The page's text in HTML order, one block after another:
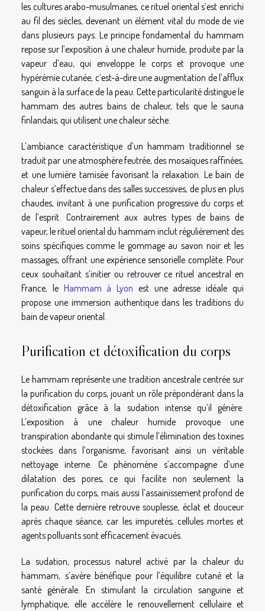
les cultures arabo-musulmanes, ce rituel oriental s’est enrichi
au fil des siècles, devenant un élément vital du mode de vie
dans plusieurs pays. Le principe fondamental du hammam
repose sur l’exposition à une chaleur humide, produite par la
vapeur d’eau, qui enveloppe le corps et provoque une
hypérémie cutanée, c’est-à-dire une augmentation de l’afflux
sanguin à la surface de la peau. Cette particularité distingue le
hammam des autres bains de chaleur, tels que le sauna
finlandais, qui utilisent une chaleur sèche.
L’ambiance caractéristique d’un hammam traditionnel se
traduit par une atmosphère feutrée, des mosaïques raffinées,
et une lumière tamisée favorisant la relaxation. Le bain de
chaleur s’effectue dans des salles successives, de plus en plus
chaudes, invitant à une purification progressive du corps et
de l’esprit. Contrairement aux autres types de bains de
vapeur, le rituel oriental du hammam inclut régulièrement des
soins spécifiques comme le gommage au savon noir et les
massages, offrant une expérience sensorielle complète. Pour
ceux souhaitant s’initier ou retrouver ce rituel ancestral en
France, le Hammam à Lyon est une adresse idéale qui
propose une immersion authentique dans les traditions du
bain de vapeur oriental.
Purification et détoxification du corps
Le hammam représente une tradition ancestrale centrée sur
la purification du corps, jouant un rôle prépondérant dans la
détoxification grâce à la sudation intense qu’il génère.
L’exposition à une chaleur humide provoque une
transpiration abondante qui stimule l’élimination des toxines
stockées dans l’organisme, favorisant ainsi un véritable
nettoyage interne. Ce phénomène s’accompagne d’une
dilatation des pores, ce qui facilite non seulement la
purification du corps, mais aussi l’assainissement profond de
la peau. Cette dernière retrouve souplesse, éclat et douceur
après chaque séance, car les impuretés, cellules mortes et
agents polluants sont efficacement évacués.
La sudation, processus naturel activé par la chaleur du
hammam, s’avère bénéfique pour l’équilibre cutané et la
santé générale. En stimulant la circulation sanguine et
lymphatique, elle accélère le renouvellement cellulaire et